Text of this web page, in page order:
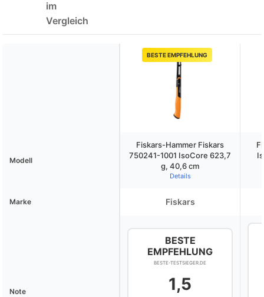
im
Vergleich
BESTE EMPFEHLUNG
Modell
Fiskars-Hammer Fiskars
750241-1001 IsoCore 623,7
g, 40,6 cm
Details
Marke Fiskars
Note
BESTE
EMPFEHLUNG
BESTE-TESTSIEGER.DE
1,5